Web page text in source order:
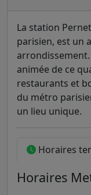
La station
parisien, est un
arrondissement.
animée de ce
restaurants et
du métro
un lieu unique.
Horaires
Horaires